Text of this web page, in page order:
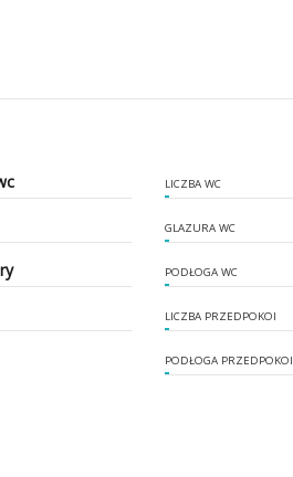
LICZBA WC
GLAZURA WC
PODŁOGA WC
LICZBA PRZEDPOKOI
PODŁOGA PRZEDPOKOI